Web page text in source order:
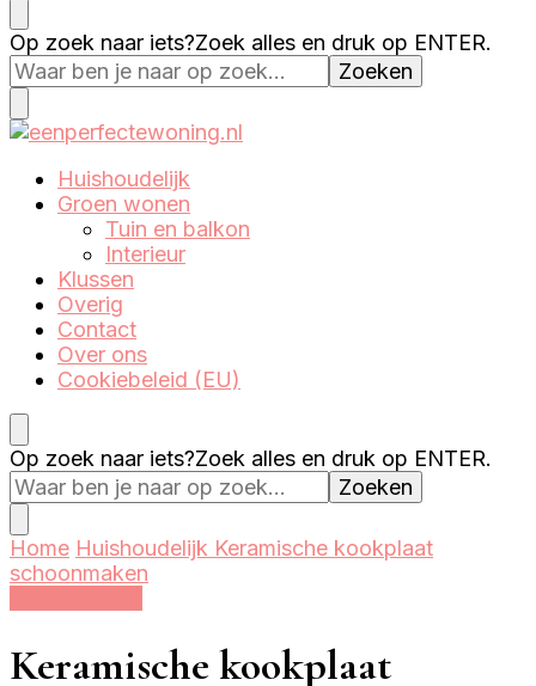
Eenperfectewoning.nl
We brengen jouw droomhuis tot leven
Op zoek naar iets?Zoek alles en druk op ENTER.
Eenperfectewoning.nl
We brengen jouw droomhuis tot leven
Huishoudelijk
Groen wonen
Tuin en balkon
Interieur
Klussen
Overig
Contact
Over ons
Cookiebeleid (EU)
Op zoek naar iets?Zoek alles en druk op ENTER.
Home Huishoudelijk Keramische kookplaat
schoonmaken
Keramische kookplaat